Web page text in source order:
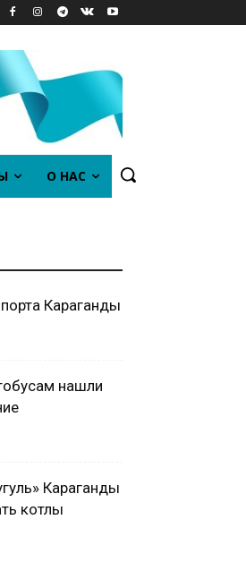
О НАС
Караганды
нашли
Караганды
котлы